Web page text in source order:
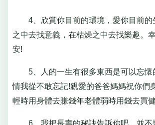
4、欣賞你目前的環境，愛你目前的
之中去找意義，在枯燥之中去找樂趣。
安!
5、人的一生有很多東西是可以忘懷
情我從不敢忘記!親愛的爸爸媽媽祝你們
輕時用身體去賺錢年老體弱時用錢去買健